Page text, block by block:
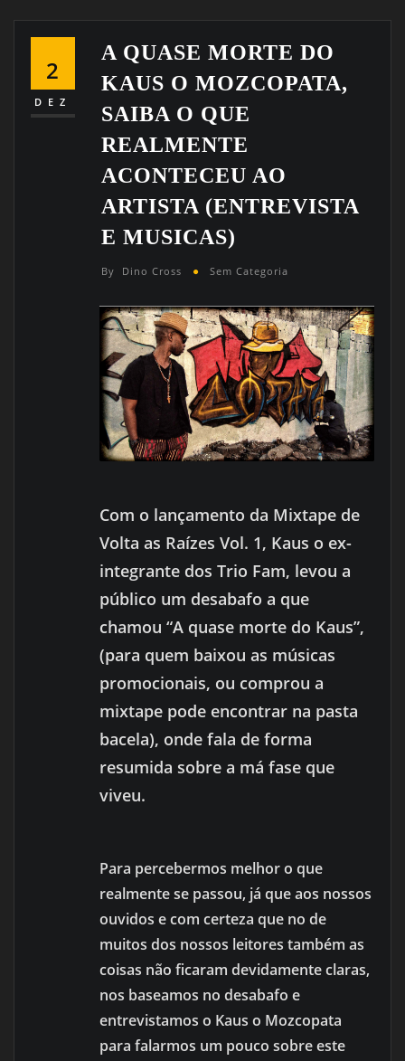
2
DEZ
A QUASE MORTE DO
KAUS O MOZCOPATA,
SAIBA O QUE
REALMENTE
ACONTECEU AO
ARTISTA (ENTREVISTA
E MUSICAS)
By Dino Cross Sem Categoria
Com o lançamento da Mixtape de
Volta as Raízes Vol. 1, Kaus o ex-
integrante dos Trio Fam, levou a
público um desabafo a que
chamou “A quase morte do Kaus”,
(para quem baixou as músicas
promocionais, ou comprou a
mixtape pode encontrar na pasta
bacela), onde fala de forma
resumida sobre a má fase que
viveu.
Para percebermos melhor o que
realmente se passou, já que aos nossos
ouvidos e com certeza que no de
muitos dos nossos leitores também as
coisas não ficaram devidamente claras,
nos baseamos no desabafo e
entrevistamos o Kaus o Mozcopata
para falarmos um pouco sobre este